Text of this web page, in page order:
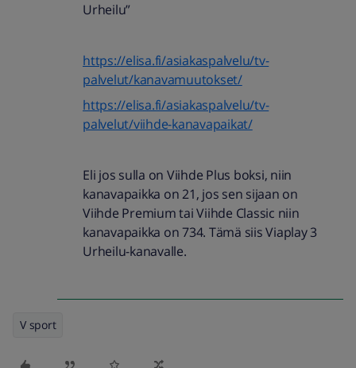
Urheilu”
https://elisa.fi/asiakaspalvelu/tv-
palvelut/kanavamuutokset/
https://elisa.fi/asiakaspalvelu/tv-
palvelut/viihde-kanavapaikat/
Eli jos sulla on Viihde Plus boksi, niin
kanavapaikka on 21, jos sen sijaan on
Viihde Premium tai Viihde Classic niin
kanavapaikka on 734. Tämä siis Viaplay 3
Urheilu-kanavalle.
V sport